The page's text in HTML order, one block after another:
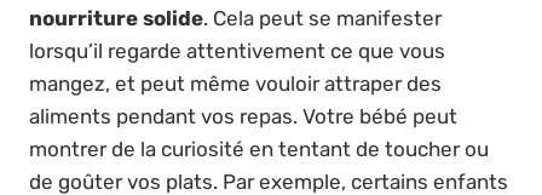
nourriture solide. Cela peut se manifester
lorsqu’il regarde attentivement ce que vous
mangez, et peut même vouloir attraper des
aliments pendant vos repas. Votre bébé peut
montrer de la curiosité en tentant de toucher ou
de goûter vos plats. Par exemple, certains enfants